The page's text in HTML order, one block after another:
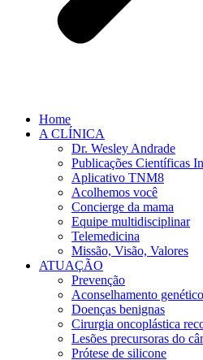
Home
A CLÍNICA
Dr. Wesley Andrade
Publicações Científicas
Aplicativo TNM8
Acolhemos você
Concierge da mama
Equipe multidisciplinar
Telemedicina
Missão, Visão, Valores
ATUAÇÃO
Prevenção
Aconselhamento genético
Doenças benignas
Cirurgia oncoplástica
Lesões precursoras do
Prótese de silicone